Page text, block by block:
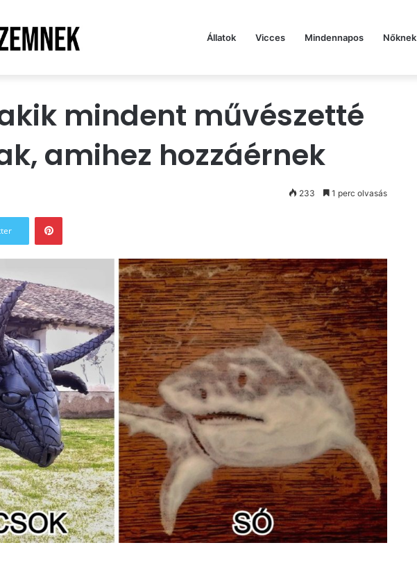
Állatok Vicces Mindennapos Nőknek
mindent művészetté
amihez hozzáérnek
233 1 perc olvasás
Pinterest